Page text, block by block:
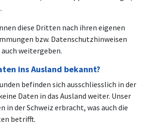
diese Dritten nach ihren eigenen
bzw. Datenschutzhinweisen
weitergeben.
ins Ausland bekannt?
befinden sich ausschliesslich in der
Daten in das Ausland weiter. Unser
in der Schweiz erbracht, was auch die
betrifft.